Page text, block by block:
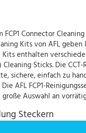
Connector
Kits von AFL
enthalten
Sticks. Die
sichere, einfach zu
AFL FCP1-
Auswahl an
Steckern